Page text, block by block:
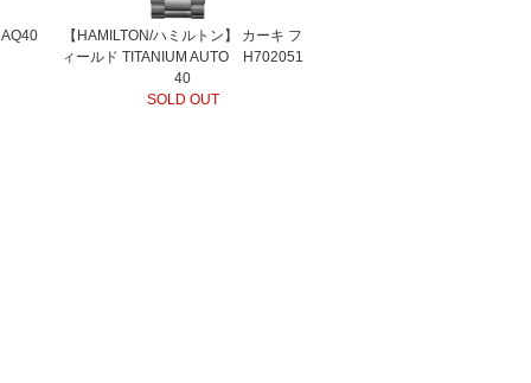
AQ40
【HAMILTON/ハミルトン】 カーキ フ
ィールド TITANIUM AUTO H702051
40
SOLD OUT